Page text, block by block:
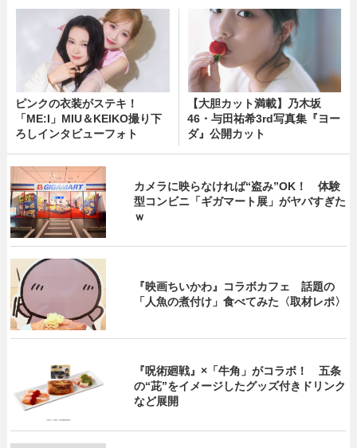
ピンクの衣装がステキ！
「ME:I」MIU＆KEIKO撮り下
ろしインタビューフォト
【大胆カット満載】乃木坂
46・与田祐希3rd写真集『ヨー
ダ』公開カット
カメラに映らなければ“盗み”OK！ 体験
型コンビニ「ギガマート展」がヤバすぎた
ｗ
『映画ちいかわ』コラボカフェ 話題の
「人魚の煮付け」食べてみた〈取材レポ〉
『呪術廻戦』×「牛角」がコラボ！ 五条
の“茈”をイメージしたグッズ付きドリンク
など展開